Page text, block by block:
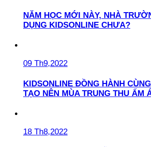
NĂM HỌC MỚI NÀY, NHÀ
DỤNG KIDSONLINE CHƯA?
09 Th9,2022
KIDSONLINE ĐỒNG HÀNH
TẠO NÊN MÙA TRUNG THU ẤM
18 Th8,2022